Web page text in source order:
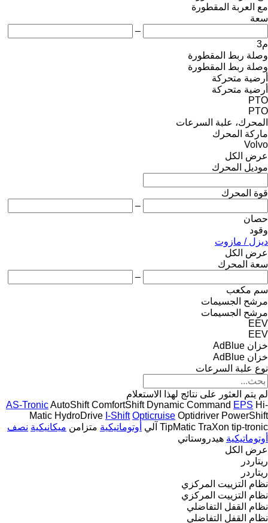
مع العربة المقطورة
سعة
–
م3
وصلة ربط المقطورة
وصلة ربط المقطورة
أرضية متحركة
أرضية متحركة
PTO
PTO
المحرك، علبة السرعات
ماركة المحرك
Volvo
عرض الكل
موديل المحرك
قوة المحرك
–
حصان
وقود
ديزل / مازوت
عرض الكل
سعة المحرك
–
سم مكعب
مرشح الجسيمات
مرشح الجسيمات
EEV
EEV
خزان AdBlue
خزان AdBlue
نوع علبة السرعات
لم يتم العثور على نتائج لهذا الاستعلام
AS-TronicAutoShift ComfortShift Dynamic Command EPS Hi-
Matic HydroDrive I-Shift Opticruise Optidriver PowerShift
TipMatic TraXon tip-tronic آلي أوتوماتيكية متزامن ميكانيكية نصف
أوتوماتيكية هيدروستاتي
عرض الكل
ريتاردر
ريتاردر
نظام التزييت المركزي
نظام التزييت المركزي
نظام القفل التفاضلي
نظام القفل التفاضلي